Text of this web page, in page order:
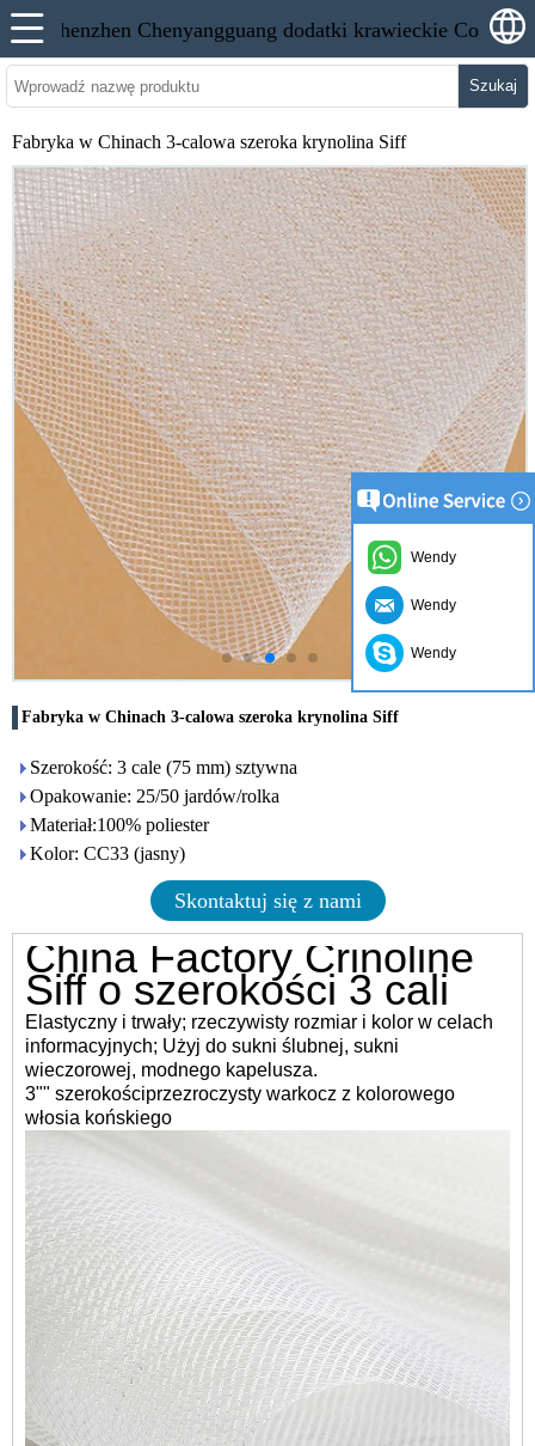
Szukaj
Fabryka w Chinach 3-calowa szeroka krynolina Siff
Fabryka w Chinach 3-calowa szeroka krynolina Siff
Szerokość: 3 cale (75 mm) sztywna
Opakowanie: 25/50 jardów/rolka
Materiał:100% poliester
Kolor: CC33 (jasny)
Skontaktuj się z nami
China Factory Crinoline
Siff o szerokości 3 cali
Elastyczny i trwały; rzeczywisty rozmiar i kolor w celach
informacyjnych; Użyj do sukni ślubnej, sukni
wieczorowej, modnego kapelusza.
3"" szerokościprzezroczysty warkocz z kolorowego
włosia końskiego
Wendy
Wendy
Wendy